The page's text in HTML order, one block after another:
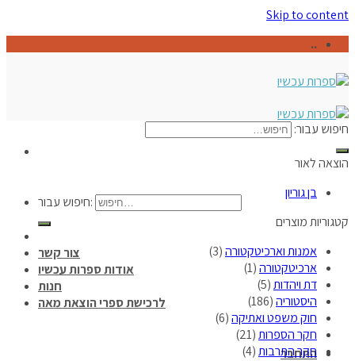
Skip to content
..
חיפוש עבור:
צור קשר
אודות ספרות עכשיו
חנות
לרכישת ספרי הוצאת מאה
התחבר
חיפוש עבור:
הוצאה לאור
בן גוריון
קטגוריות מוצרים
אמנות וארכיטקטורה(3)
ארכיטקטורה(1)
דת ויהדות(5)
היסטוריה(186)
חוק משפט ואתיקה(6)
חקר הספרות(21)
חקר התרבות(4)